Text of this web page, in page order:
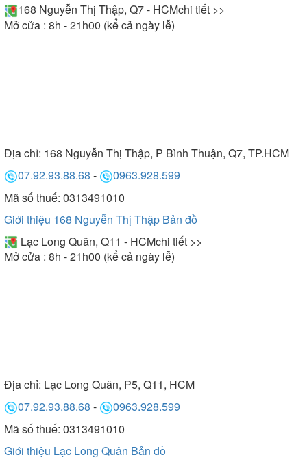
168 Nguyễn Thị Thập, Q7 - HCMchi tiết >>
Mở cửa : 8h - 21h00 (kể cả ngày lễ)
Địa chỉ: 168 Nguyễn Thị Thập, P Bình Thuận, Q7, TP.HCM
07.92.93.88.68 -
0963.928.599
Mã số thuế: 0313491010
Giới thiệu 168 Nguyễn Thị Thập Bản đồ
Lạc Long Quân, Q11 - HCMchi tiết >>
Mở cửa : 8h - 21h00 (kể cả ngày lễ)
Địa chỉ: Lạc Long Quân, P5, Q11, HCM
07.92.93.88.68 -
0963.928.599
Mã số thuế: 0313491010
Giới thiệu Lạc Long Quân Bản đồ